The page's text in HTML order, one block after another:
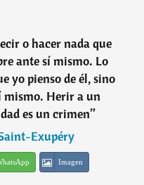
o hacer nada que
ante sí mismo. Lo
yo pienso de él, sino
mismo. Herir a un
es un crimen”
Exupéry
Imagen